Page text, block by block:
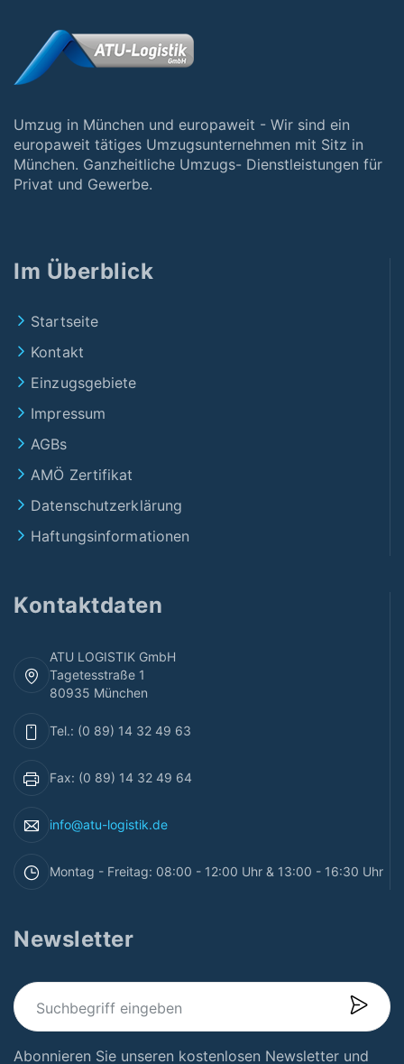
Umzug in München und europaweit - Wir sind ein
europaweit tätiges Umzugsunternehmen mit Sitz in
München. Ganzheitliche Umzugs- Dienstleistungen für
Privat und Gewerbe.
Im Überblick
Startseite
Kontakt
Einzugsgebiete
Impressum
AGBs
AMÖ Zertifikat
Datenschutzerklärung
Haftungsinformationen
Kontaktdaten
ATU LOGISTIK GmbH
Tagetesstraße 1
80935 München
Tel.: (0 89) 14 32 49 63
Fax: (0 89) 14 32 49 64
info@atu-logistik.de
Montag - Freitag: 08:00 - 12:00 Uhr & 13:00 - 16:30 Uhr
Newsletter
Abonnieren Sie unseren kostenlosen Newsletter und